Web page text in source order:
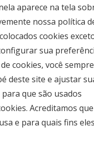
aparece na tela
nossa política
cookies
sua
cookies, você
deste site e ajustar
que são usados
Acreditamos
e para quais fins